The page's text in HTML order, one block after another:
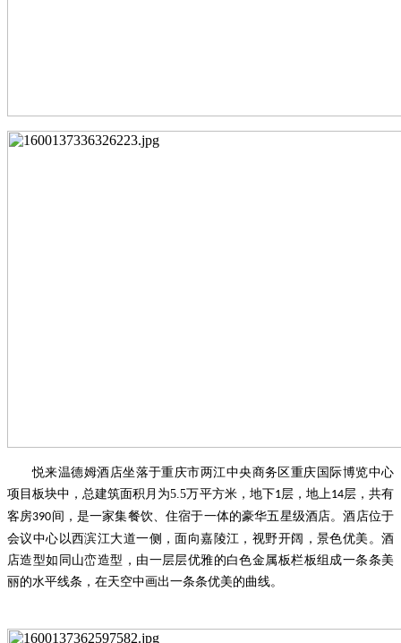
悦来温德姆酒店坐落于重庆市两江中央商务区重庆国际博览中心
项目板块中，总建筑面积月为5.5万平方米，地下1层，地上14层，共有
客房390间，是一家集餐饮、住宿于一体的豪华五星级酒店。酒店位于
会议中心以西滨江大道一侧，面向嘉陵江，视野开阔，景色优美。酒
店造型如同山峦造型，由一层层优雅的白色金属板栏板组成一条条美
丽的水平线条，在天空中画出一条条优美的曲线。